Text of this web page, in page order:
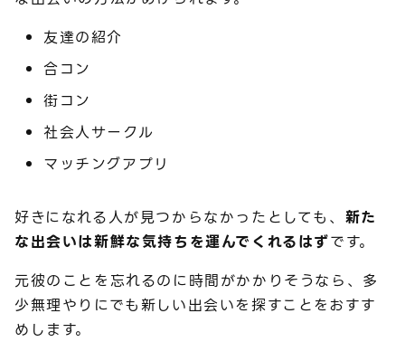
友達の紹介
合コン
街コン
社会人サークル
マッチングアプリ
好きになれる人が見つからなかったとしても、 新た
な出会いは新鮮な気持ちを運んでくれるはずです。
元彼のことを忘れるのに時間がかかりそうなら、多
少無理やりにでも新しい出会いを探すことをおすす
めします。